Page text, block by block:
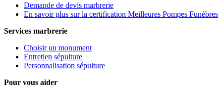
Demande de devis marbrerie
En savoir plus sur la certification Meilleures Pompes Funèbres
Services marbrerie
Choisir un monument
Entretien sépulture
Personnalisation sépulture
Pour vous aider